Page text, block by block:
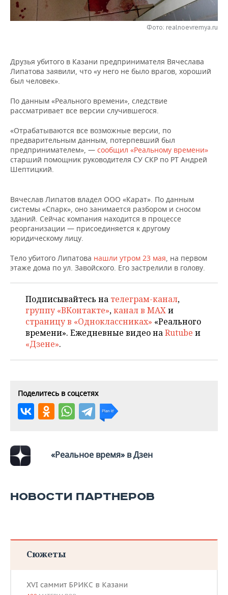
НЕФТЕХИМИЯ
ЭНЕРГЕТИКА
РОЗНИЧНАЯ ТОРГОВЛЯ
УСЛУГИ
НОВОСТИ ТЕХНОЛОГИЙ
МЕДИА
МЕРОПРИЯТИЯ
ВЫЕЗДНАЯ РЕДАКЦИЯ
ONLINE-КОНФЕРЕНЦИИ
ОТКРЫТАЯ ЛЕКЦИЯ
НОВОСТИ СПОРТА
ХОККЕЙ
БАСКЕТБОЛ
ВОЛЕЙБОЛ
ФИГУРНОЕ КАТАНИЕ
ВОДНЫЕ ВИДЫ СПОРТА
ХОККЕЙ С МЯЧОМ
ОБЩЕСТВО
ВЛАСТЬ
ИНФРАСТРУКТУРА
ИСТОРИЯ
МЕДИЦИНА
ОБРАЗОВАНИЕ
ПРОИСШЕСТВИЯ
СЮЖЕТЫ
СПРАВОЧНИК
СПИСОК ПЕРСОН
ПОЛНАЯ ВЕРСИЯ
Фото: realnoevremya.ru
Друзья убитого в Казани предпринимателя Вячеслава
Липатова заявили, что «у него не было врагов, хороший
был человек».
По данным «Реального времени», следствие
рассматривает все версии случившегося.
«Отрабатываются все возможные версии, по
предварительным данным, потерпевший был
предпринимателем», — сообщил «Реальному времени»
старший помощник руководителя СУ СКР по РТ Андрей
Шептицкий.
Вячеслав Липатов владел ООО «Карат». По данным
системы «Спарк», оно занимается разбором и сносом
зданий. Сейчас компания находится в процессе
реорганизации — присоединяется к другому
юридическому лицу.
Тело убитого Липатова нашли утром 23 мая, на первом
этаже дома по ул. Завойского. Его застрелили в голову.
Подписывайтесь на телеграм-канал,
группу «ВКонтакте»,канал в MAXи
страницу в «Одноклассниках» «Реального
времени». Ежедневные видео наRutube и
«Дзене».
Поделитесь в соцсетях
«Реальное время» в Дзен
НОВОСТИ ПАРТНЕРОВ
Сюжеты
XVI саммит БРИКС в Казани